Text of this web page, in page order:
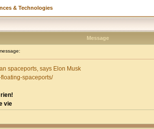
& Technologies
Message
spaceports, says Elon Musk
spaceports/
vie